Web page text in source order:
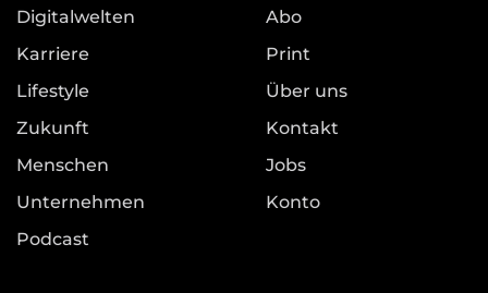
Digitalwelten
Karriere
Lifestyle
Zukunft
Menschen
Unternehmen
Podcast
Abo
Print
Über uns
Kontakt
Jobs
Konto